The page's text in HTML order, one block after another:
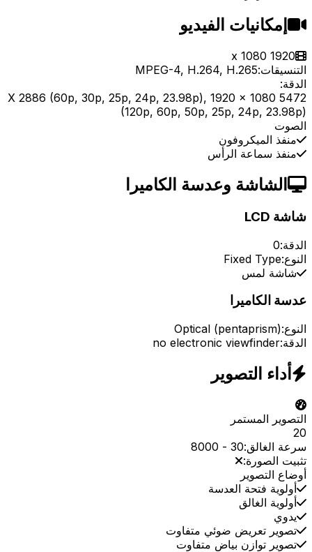
إمكانيات الفيديو
1920 x 1080
التنسيقات:MPEG-4, H.264, H.265
الدقة:
5472 X 2886 (60p, 30p, 25p, 24p, 23.98p), 1920 x 1080
(120p, 60p, 50p, 25p, 24p, 23.98p)
الصوت
منفذ الميكروفون
منفذ سماعة الرأس
الشاشة وعدسة الكاميرا
شاشة LCD
الدقة:0
النوع:Fixed Type
شاشة لمس
عدسة الكاميرا
النوع:Optical (pentaprism)
الدقة:no electronic viewfinder
أداء التصوير
التصوير المستمر
20
سرعة الغالق:30
-
8000
تثبيت الصورة:
أوضاع التصوير
أولوية فتحة العدسة
أولوية الغالق
يدوي
تصوير تعريض ضوئي متفاوت
تصوير توازن بياض متفاوت